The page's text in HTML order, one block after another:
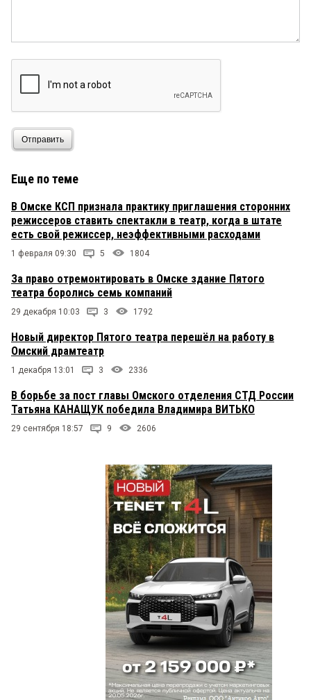
Отправить
Еще по теме
В Омске КСП признала практику приглашения сторонних
режиссеров ставить спектакли в театр, когда в штате
есть свой режиссер, неэффективными расходами
1 февраля 09:30 5 1804
За право отремонтировать в Омске здание Пятого
театра боролись семь компаний
29 декабря 10:03 3 1792
Новый директор Пятого театра перешёл на работу в
Омский драмтеатр
1 декабря 13:01 3 2336
В борьбе за пост главы Омского отделения СТД России
Татьяна КАНАЩУК победила Владимира ВИТЬКО
29 сентября 18:57 9 2606